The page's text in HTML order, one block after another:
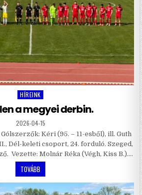
Posted
HÍREINK
a megyei derbin.
2026-04-15
Gólszerzők: Kéri (95. – 11-esből), ill. Guth
Dél-keleti csoport, 24. forduló. Szeged,
Vezette: Molnár Réka (Végh, Kiss B.)….
TOVÁBB